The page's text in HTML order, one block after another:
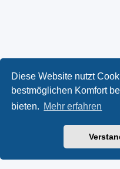
Diese Website nutzt
bestmöglichen Komfort
bieten. Mehr erfahren